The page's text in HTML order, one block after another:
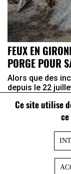
Ce site utilise
FEUX EN
PORGE POUR
Alors que des
depuis le 22
Porge, village